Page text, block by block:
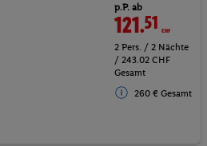
p.P. ab
121.51 CHF
2 Pers. / 2 Nächte
/ 243.02 CHF
Gesamt
260 € Gesamt